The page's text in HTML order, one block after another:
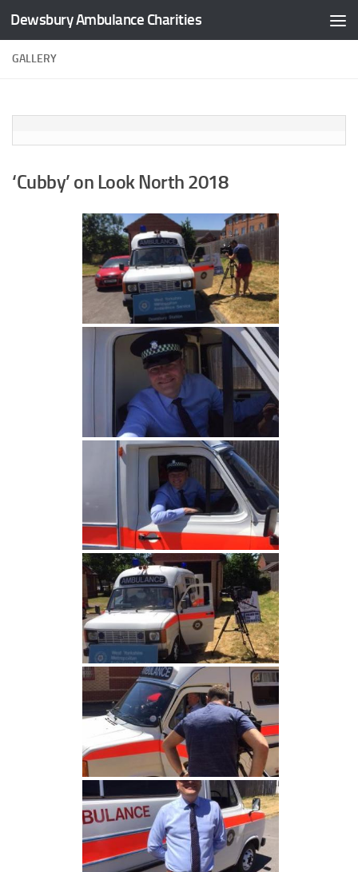
Skip to content
Dewsbury Ambulance Charities
GALLERY
‘Cubby’ on Look North 2018